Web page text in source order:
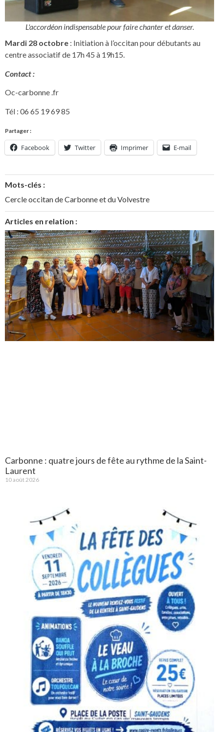
L'accordéon indispensable pour faire chanter et danser.
Mardi 28 octobre : Initiation à l’occitan pour débutants au
centre associatif de 17h 45 à 19h15.
Contact :
Oc-carbonne .fr
Tél : 06 65 19 69 85
Partager :
Facebook Twitter Imprimer E-mail
Mots-clés :
Cercle occitan de Carbonne et du Volvestre
Articles en relation :
Carbonne : quatre jours de fête au rythme de la Saint-
Laurent
10 août 2026